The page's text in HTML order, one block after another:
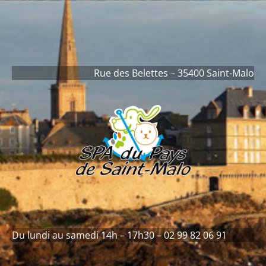
Rue des Belettes – 35400 Saint-Malo
Du lundi au samedi 14h – 17h30 – 02 99 82 06 91